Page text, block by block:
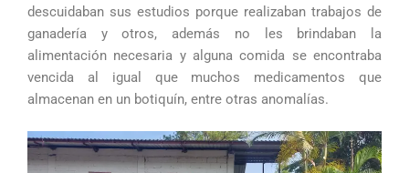
descuidaban sus estudios porque realizaban trabajos de
ganadería y otros, además no les brindaban la
alimentación necesaria y alguna comida se encontraba
vencida al igual que muchos medicamentos que
almacenan en un botiquín, entre otras anomalías.